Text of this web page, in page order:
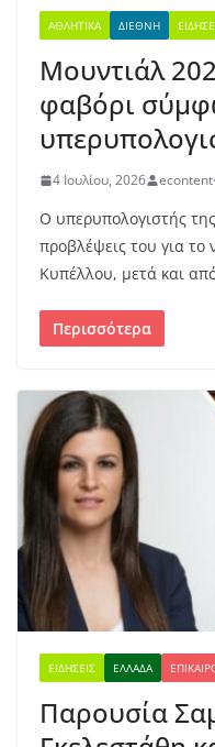
ΑΘΛΗΤΙΚΆ ΔΙΕΘΝΉ
Μουντιάλ
φαβόρι
4 Ιουλίου, 2026 econtent
Ο υπερυπολογιστής
προβλέψεις του για το
Κυπέλλου, μετά και
Περισσότερα
ΕΙΔΉΣΕΙΣ ΕΛΛΆΔΑ
Παρουσία